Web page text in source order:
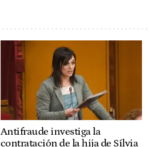
Antifraude investiga la
contratación de la hija de Sílvia